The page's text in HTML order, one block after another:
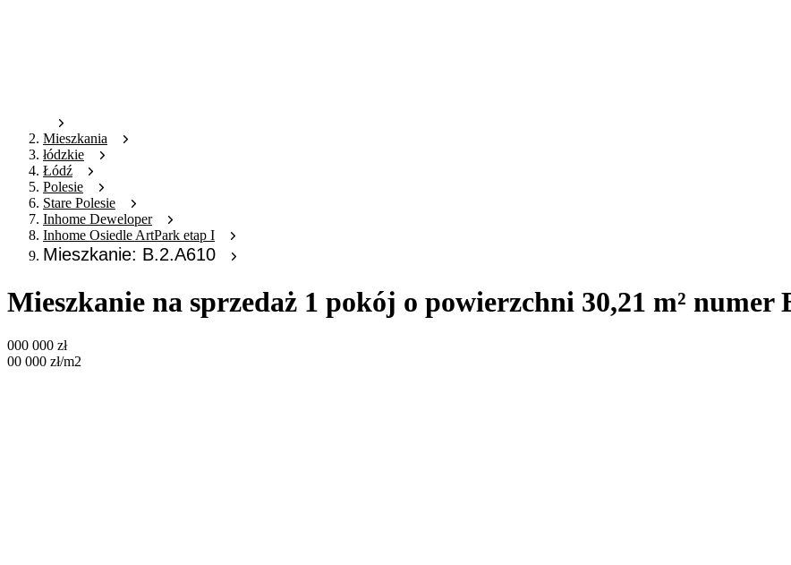
Mieszkania
łódzkie
Łódź
Polesie
Stare Polesie
Inhome Deweloper
Inhome Osiedle ArtPark etap I
Mieszkanie: B.2.A610
Mieszkanie na sprzedaż 1 pokój o powierzchni 30,21 m² numer
000 000 zł
00 000 zł/m2